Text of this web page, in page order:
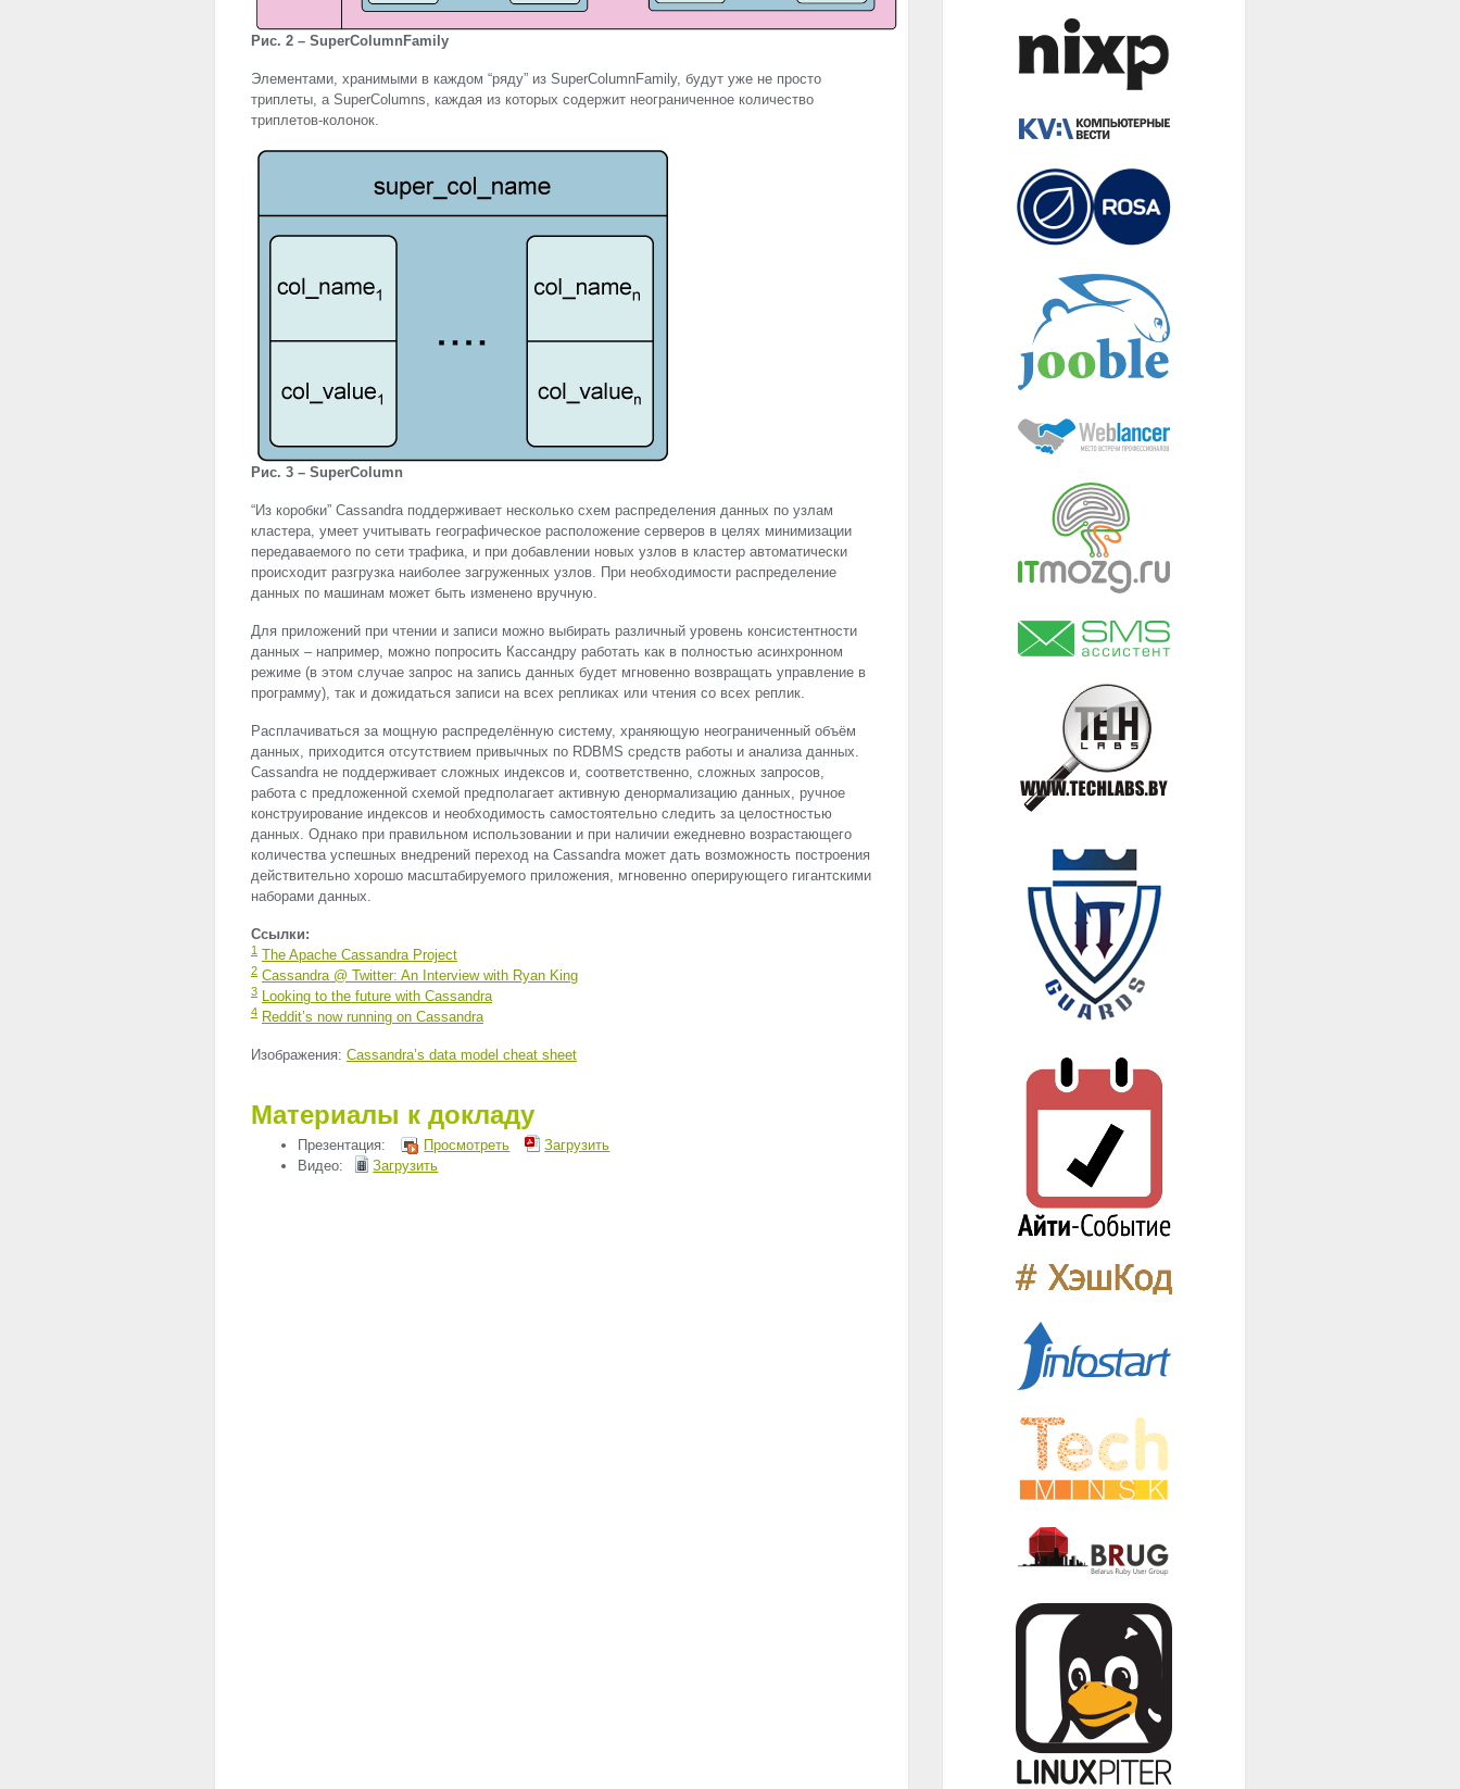
Рис. 2 – SuperColumnFamily
Элементами, хранимыми в каждом “ряду” из SuperColumnFamily, будут уже не просто
триплеты, а SuperColumns, каждая из которых содержит неограниченное количество
триплетов-колонок.
Рис. 3 – SuperColumn
“Из коробки” Cassandra поддерживает несколько схем распределения данных по узлам
кластера, умеет учитывать географическое расположение серверов в целях минимизации
передаваемого по сети трафика, и при добавлении новых узлов в кластер автоматически
происходит разгрузка наиболее загруженных узлов. При необходимости распределение
данных по машинам может быть изменено вручную.
Для приложений при чтении и записи можно выбирать различный уровень консистентности
данных – например, можно попросить Кассандру работать как в полностью асинхронном
режиме (в этом случае запрос на запись данных будет мгновенно возвращать управление в
программу), так и дожидаться записи на всех репликах или чтения со всех реплик.
Расплачиваться за мощную распределённую систему, храняющую неограниченный объём
данных, приходится отсутствием привычных по RDBMS средств работы и анализа данных.
Cassandra не поддерживает сложных индексов и, соответственно, сложных запросов,
работа с предложенной схемой предполагает активную денормализацию данных, ручное
конструирование индексов и необходимость самостоятельно следить за целостностью
данных. Однако при правильном использовании и при наличии ежедневно возрастающего
количества успешных внедрений переход на Cassandra может дать возможность построения
действительно хорошо масштабируемого приложения, мгновенно оперирующего гигантскими
наборами данных.
Ссылки:
1 The Apache Cassandra Project
2 Cassandra @ Twitter: An Interview with Ryan King
3 Looking to the future with Cassandra
4 Reddit’s now running on Cassandra
Изображения: Cassandra’s data model cheat sheet
Материалы к докладу
Презентация: Просмотреть
Загрузить
Видео:
Загрузить